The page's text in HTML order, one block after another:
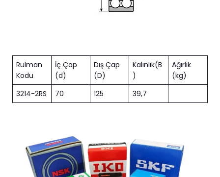
Rulman
Kodu
İç Çap
(d)
Dış Çap
(D)
Kalınlık(B
)
Ağırlık
(kg)
3214-2RS
70 125 39,7